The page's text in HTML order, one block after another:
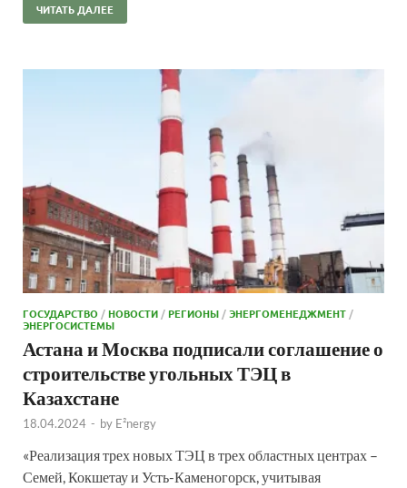
ЧИТАТЬ ДАЛЕЕ
ГОСУДАРСТВО /НОВОСТИ /РЕГИОНЫ /ЭНЕРГОМЕНЕДЖМЕНТ /
ЭНЕРГОСИСТЕМЫ
Астана и Москва подписали соглашение о
строительстве угольных ТЭЦ в
Казахстане
18.04.2024 - by E²nergy
«Реализация трех новых ТЭЦ в трех областных центрах –
Семей, Кокшетау и Усть-Каменогорск, учитывая